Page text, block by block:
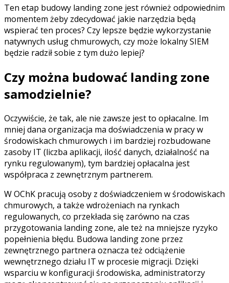
Ten etap budowy landing zone jest również odpowiednim
momentem żeby zdecydować jakie narzędzia będą
wspierać ten proces? Czy lepsze będzie wykorzystanie
natywnych usług chmurowych, czy może lokalny SIEM
będzie radził sobie z tym dużo lepiej?
Czy można budować landing zone
samodzielnie?
Oczywiście, że tak, ale nie zawsze jest to opłacalne. Im
mniej dana organizacja ma doświadczenia w pracy w
środowiskach chmurowych i im bardziej rozbudowane
zasoby IT (liczba aplikacji, ilość danych, działalność na
rynku regulowanym), tym bardziej opłacalna jest
współpraca z zewnętrznym partnerem.
W OChK pracują osoby z doświadczeniem w środowiskach
chmurowych, a także wdrożeniach na rynkach
regulowanych, co przekłada się zarówno na czas
przygotowania landing zone, ale też na mniejsze ryzyko
popełnienia błędu. Budowa landing zone przez
zewnętrznego partnera oznacza też odciążenie
wewnętrznego działu IT w procesie migracji. Dzięki
wsparciu w konfiguracji środowiska, administratorzy